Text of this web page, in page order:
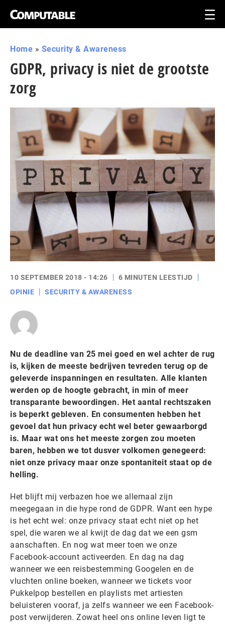
Home » Security & Awareness
GDPR, privacy is niet de grootste
zorg
10 SEPTEMBER 2018 - 14:26
6 MINUTEN LEESTIJD
OPINIE
SECURITY & AWARENESS
Nu de deadline van 25 mei goed en wel achter de rug
is, kijken de meeste bedrijven tevreden terug op de
geleverde inspanningen en resultaten. Alle klanten
werden op de hoogte gebracht, in min of meer
transparante bewoordingen. Het aantal rechtszaken
is beperkt gebleven. En consumenten hebben het
gevoel dat hun privacy echt wel beter gewaarborgd
is. Maar wat ons het meeste zorgen zou moeten
baren, hebben we tot dusver volkomen genegeerd:
niet onze privacy maar onze spontaniteit staat op de
helling.
Het blijft mij verbazen hoe we allemaal zijn
meegegaan in die hype rond de GDPR. Want een hype
is het echt wel: onze privacy staat echt niet op het
spel, die waren we al kwijt de dag dat we een gsm
aanschaften. En nog wat meer toen we onze
Facebook-account activeerden. En dag na dag
wanneer we een reisbestemming Googelen en de
vluchten online boeken, wanneer we tickets voor
Pukkelpop bestellen en playlists met artiesten
beluisteren vooraf, ja zelfs wanneer we een Facebook-
post verwijderen. Zowat heel ons online leven ligt te